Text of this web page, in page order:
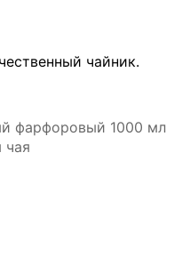
чайник.
фарфоровый 1000 мл
чая